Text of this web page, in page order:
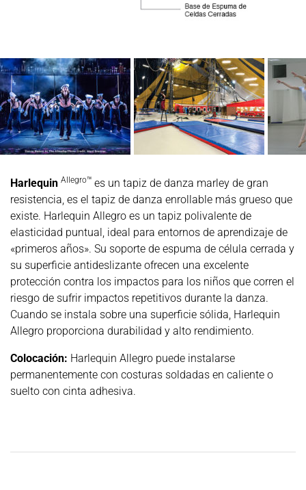
Harlequin Allegro™ es un tapiz de danza marley de gran
resistencia, es el tapiz de danza enrollable más grueso que
existe. Harlequin Allegro es un tapiz polivalente de
elasticidad puntual, ideal para entornos de aprendizaje de
«primeros años». Su soporte de espuma de célula cerrada y
su superficie antideslizante ofrecen una excelente
protección contra los impactos para los niños que corren el
riesgo de sufrir impactos repetitivos durante la danza.
Cuando se instala sobre una superficie sólida, Harlequin
Allegro proporciona durabilidad y alto rendimiento.
Colocación: Harlequin Allegro puede instalarse
permanentemente con costuras soldadas en caliente o
suelto con cinta adhesiva.